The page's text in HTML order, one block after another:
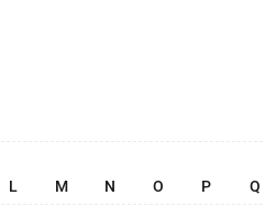
L M N O P Q